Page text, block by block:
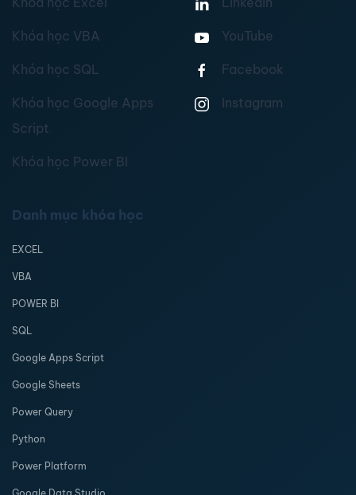
Khóa học VBA
Khóa học SQL
Khóa học Google Apps
Script
Khóa học Power BI
YouTube
Facebook
Instagram
Danh mục khóa học
EXCEL
VBA
POWER BI
SQL
Google Apps Script
Google Sheets
Power Query
Python
Power Platform